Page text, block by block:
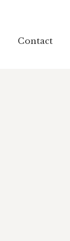
Contact
Contact